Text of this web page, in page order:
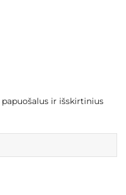
ir išskirtinius